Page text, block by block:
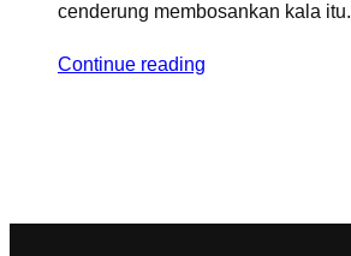
cenderung membosankan kala itu.
Continue reading